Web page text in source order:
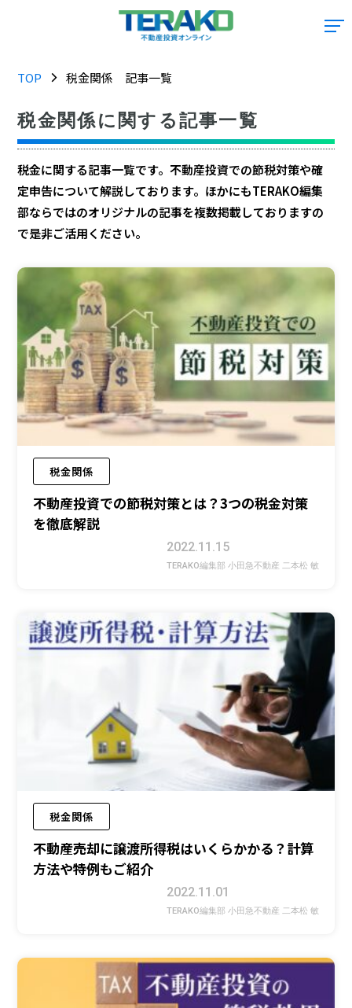
TOP 税金関係 記事一覧
税金関係に関する記事一覧
税金に関する記事一覧です。不動産投資での節税対策や確
定申告について解説しております。ほかにもTERAKO編集
部ならではのオリジナルの記事を複数掲載しておりますの
で是非ご活用ください。
税金関係
不動産投資での節税対策とは？3つの税金対策
を徹底解説
2022.11.15
TERAKO編集部 小田急不動産 二本松 敏
税金関係
不動産売却に譲渡所得税はいくらかかる？計算
方法や特例もご紹介
2022.11.01
TERAKO編集部 小田急不動産 二本松 敏